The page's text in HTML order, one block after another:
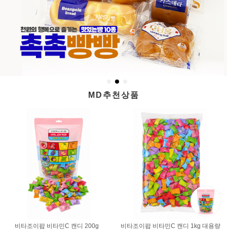
MD추천상품
비타조이팝 비타민C 캔디 200g
비타조이팝 비타민C 캔디 1kg 대용량